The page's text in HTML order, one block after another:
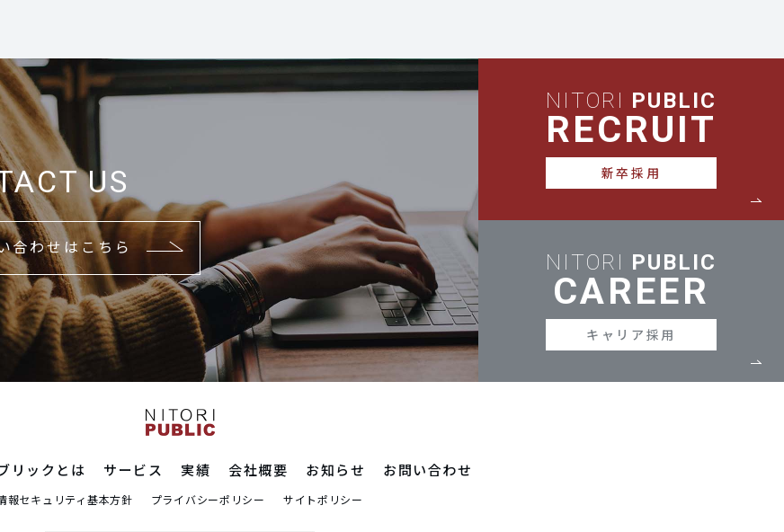
US
合わせはこちら
NITORI PUBLIC
RECRUIT
新卒採用
NITORI PUBLIC
CAREER
キャリア採用
リックとは サービス 実績 会社概要 お知らせ お問い合わせ
報セキュリティ基本方針 プライバシーポリシー サイトポリシー